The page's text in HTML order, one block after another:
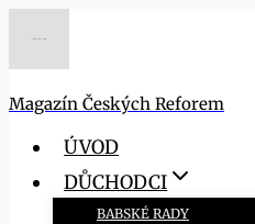
Magazín Českých Reforem
ÚVOD
DŮCHODCI
BABSKÉ RADY